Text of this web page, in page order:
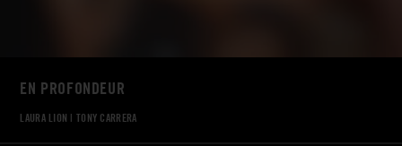
EN PROFONDEUR
LAURA LION |TONY CARRERA